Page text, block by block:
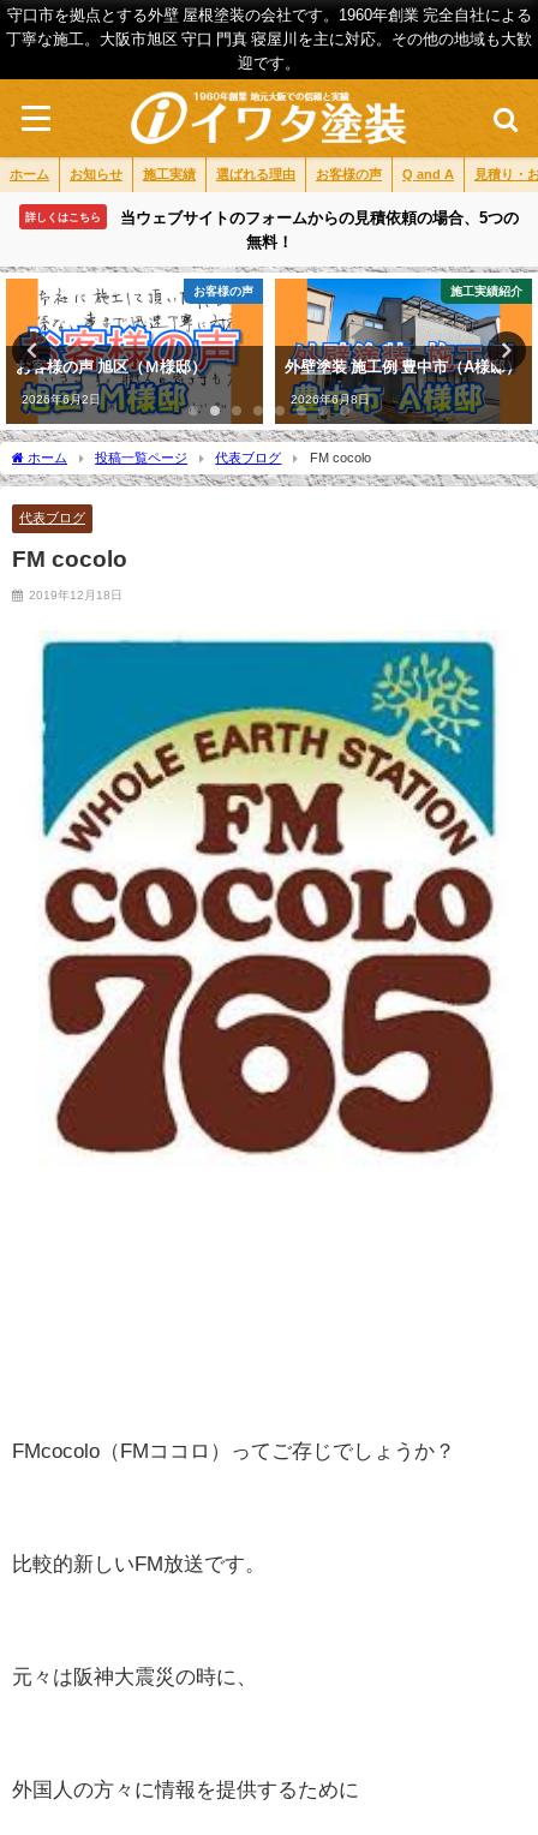
守口市を拠点とする外壁 屋根塗装の会社です。1960年創業 完全自社による
丁寧な施工。大阪市旭区 守口 門真 寝屋川を主に対応。その他の地域も大歓
迎です。
ホーム お知らせ 施工実績 選ばれる理由 お客様の声 Q and A 見積り・
詳しくはこちら
当ウェブサイトのフォームからの見積依頼の場合、5つの
無料！
お客様の声
お客様の声 旭区（Ｍ様邸）
2026年6月2日
施工実績紹介
外壁塗装 施工例 豊中市（A様邸）
2026年6月8日
ホーム 投稿一覧ページ 代表ブログ FM cocolo
代表ブログ
FM cocolo
2019年12月18日
FMcocolo（FMココロ）ってご存じでしょうか？
比較的新しいFM放送です。
元々は阪神大震災の時に、
外国人の方々に情報を提供するために